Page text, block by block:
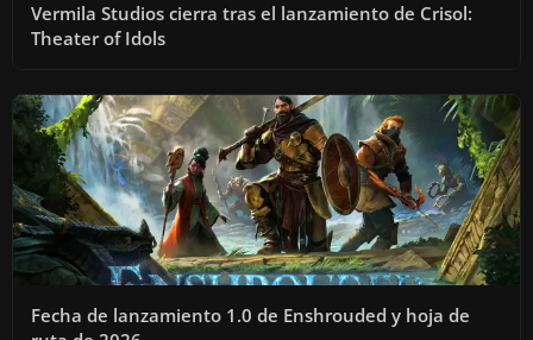
Vermila Studios cierra tras el lanzamiento de Crisol:
Theater of Idols
Fecha de lanzamiento 1.0 de Enshrouded y hoja de